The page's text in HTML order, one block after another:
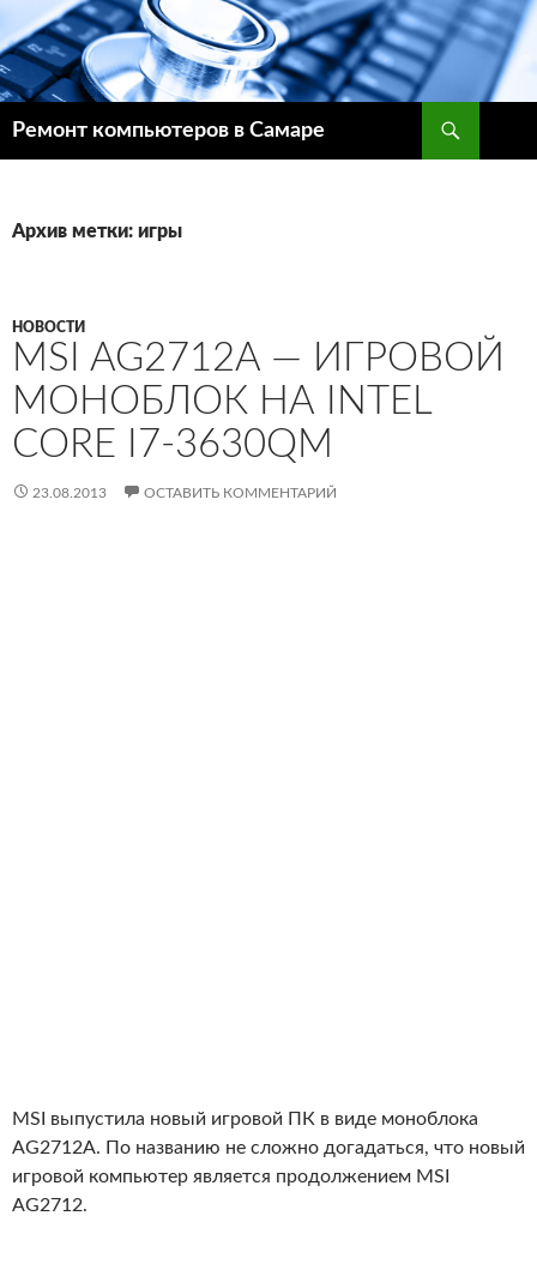
Ремонт компьютеров в Самаре
Архив метки: игры
НОВОСТИ
MSI AG2712A — ИГРОВОЙ
МОНОБЛОК НА INTEL
CORE I7-3630QM
23.08.2013 ОСТАВИТЬ КОММЕНТАРИЙ
MSI выпустила новый игровой ПК в виде моноблока
AG2712A. По названию не сложно догадаться, что новый
игровой компьютер является продолжением MSI
AG2712.